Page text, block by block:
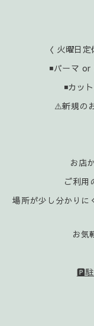
〈 火曜日
◾パーマ
◾カッ
⚠️新規の
お店
ご利用
場所が少し分かりに
お気
🅿️駐